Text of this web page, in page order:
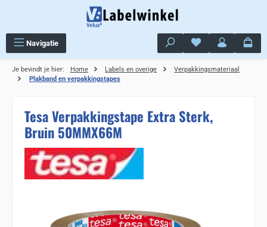
Navigatie Je hebt 0 items op
Je bevindt je hier: Home Labels en overige
Verpakkingsmateriaal
Plakband en verpakkingstapes
Tesa Verpakkingstape Extra Sterk,
Bruin 50MMX66M